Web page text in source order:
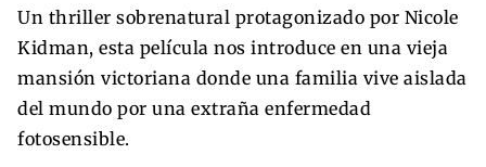
Un thriller sobrenatural protagonizado por Nicole
Kidman, esta película nos introduce en una vieja
mansión victoriana donde una familia vive aislada
del mundo por una extraña enfermedad
fotosensible.